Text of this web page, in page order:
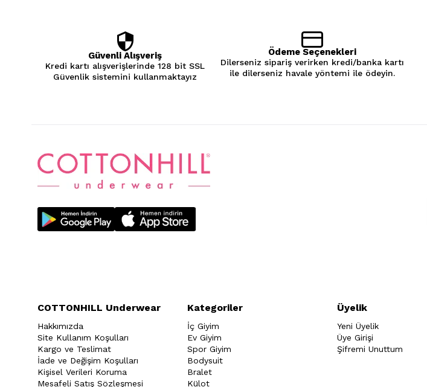
Güvenli Alışveriş
Kredi kartı alışverişlerinde 128 bit SSL
Güvenlik sistemini kullanmaktayız
Ödeme Seçenekleri
Dilerseniz sipariş verirken kredi/banka kartı
ile dilerseniz havale yöntemi ile ödeyin.
COTTONHILL Underwear
Hakkımızda
Site Kullanım Koşulları
Kargo ve Teslimat
İade ve Değişim Koşulları
Kişisel Verileri Koruma
Mesafeli Satış Sözleşmesi
Kategoriler
İç Giyim
Ev Giyim
Spor Giyim
Bodysuit
Bralet
Külot
Üyelik
Yeni Üyelik
Üye Girişi
Şifremi Unuttum